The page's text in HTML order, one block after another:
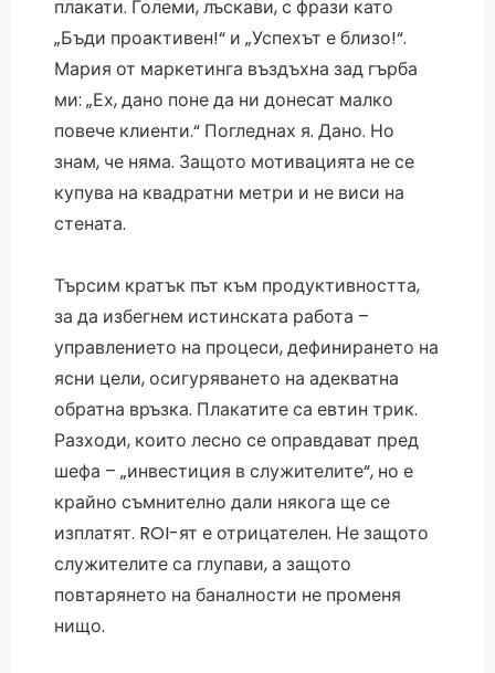
плакати. Големи, лъскави, с фрази като
„Бъди проактивен!“ и „Успехът е близо!“.
Мария от маркетинга въздъхна зад гърба
ми: „Ех, дано поне да ни донесат малко
повече клиенти.“ Погледнах я. Дано. Но
знам, че няма. Защото мотивацията не се
купува на квадратни метри и не виси на
стената.
Търсим кратък път към продуктивността,
за да избегнем истинската работа –
управлението на процеси, дефинирането на
ясни цели, осигуряването на адекватна
обратна връзка. Плакатите са евтин трик.
Разходи, които лесно се оправдават пред
шефа – „инвестиция в служителите“, но е
крайно съмнително дали някога ще се
изплатят. ROI-ят е отрицателен. Не защото
служителите са глупави, а защото
повтарянето на баналности не променя
нищо.